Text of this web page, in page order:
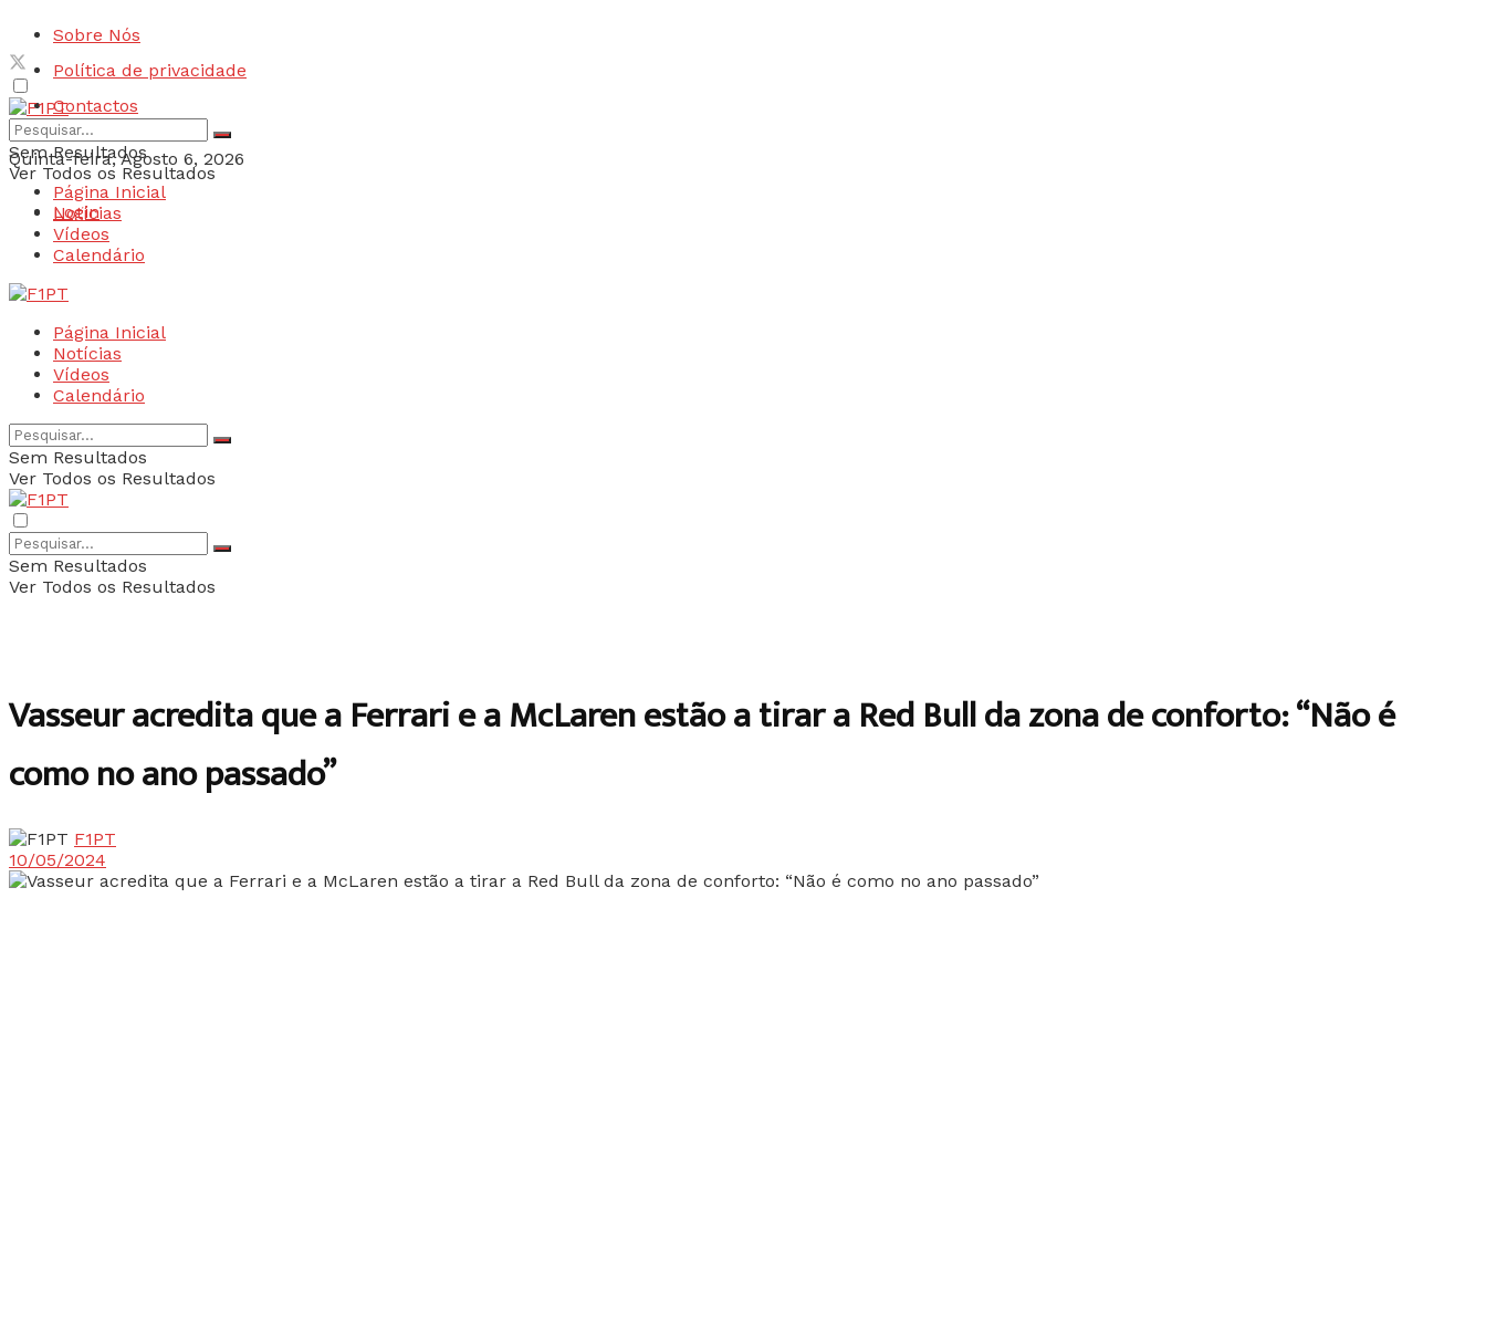
Sobre Nós
Política de privacidade
Contactos
Quinta-feira, Agosto 6, 2026
Login
Sem Resultados
Ver Todos os Resultados
Página Inicial
Notícias
Vídeos
Calendário
Página Inicial
Notícias
Vídeos
Calendário
Sem Resultados
Ver Todos os Resultados
Sem Resultados
Ver Todos os Resultados
Vasseur acredita que a Ferrari e a McLaren estão a tirar a Red Bull da zona de conforto: “Não é
como no ano passado”
F1PT
10/05/2024